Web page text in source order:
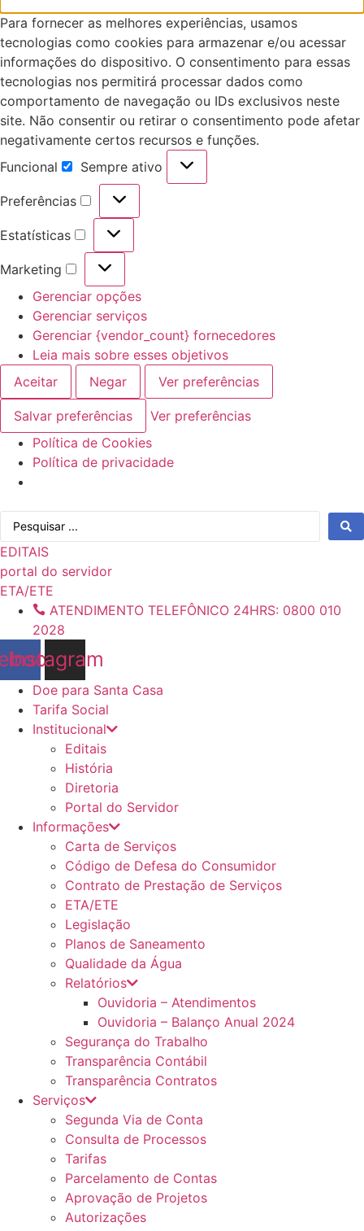
Para fornecer as melhores experiências, usamos
tecnologias como cookies para armazenar e/ou acessar
informações do dispositivo. O consentimento para essas
tecnologias nos permitirá processar dados como
comportamento de navegação ou IDs exclusivos neste
site. Não consentir ou retirar o consentimento pode afetar
negativamente certos recursos e funções.
Funcional
Funcional
Sempre ativo
Preferências
Preferências
Estatísticas
Estatísticas
Marketing
Marketing
Gerenciar opções
Gerenciar serviços
Gerenciar {vendor_count} fornecedores
Leia mais sobre esses objetivos
Aceitar
Negar Ver preferências
Salvar preferências
Ver preferências
Política de Cookies
Política de privacidade
para
o
conteúdo
Pesquisar
EDITAIS
portal do servidor
ETA/ETE
ATENDIMENTO TELEFÔNICO 24HRS: 0800 010
2028
Instagram
Doe para Santa Casa
Tarifa Social
Institucional
Editais
História
Diretoria
Portal do Servidor
Informações
Carta de Serviços
Código de Defesa do Consumidor
Contrato de Prestação de Serviços
ETA/ETE
Legislação
Planos de Saneamento
Qualidade da Água
Relatórios
Ouvidoria – Atendimentos
Ouvidoria – Balanço Anual 2024
Segurança do Trabalho
Transparência Contábil
Transparência Contratos
Serviços
Segunda Via de Conta
Consulta de Processos
Tarifas
Parcelamento de Contas
Aprovação de Projetos
Autorizações